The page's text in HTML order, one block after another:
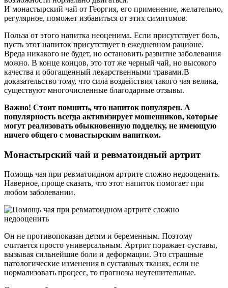
И монастырский чай от Георгия, его применение, желательно,
регулярное, поможет избавиться от этих симптомов.
Польза от этого напитка неоценима. Если присутствует боль,
пусть этот напиток присутствует в ежедневном рационе.
Вреда никакого не будет, но остановить развитие заболевания
можно. В конце концов, это тот же черный чай, но высокого
качества и обогащенный лекарственными травами.В
доказательство тому, что сила воздействия такого чая велика,
существуют многочисленные благодарные отзывы.
Важно! Стоит помнить, что напиток популярен. А
популярность всегда активизирует мошенников, которые
могут реализовать обыкновенную подделку, не имеющую
ничего общего с монастырским напитком.
Монастырский чай и ревматоидный артрит
Помощь чая при ревматоидном артрите сложно недооценить.
Наверное, проще сказать, что этот напиток помогает при
любом заболевании.
Он не противопоказан детям и беременным. Поэтому
считается просто универсальным. Артрит поражает суставы,
вызывая сильнейшие боли и деформации. Это страшные
патологические изменения в суставных тканях, если не
нормализовать процесс, то прогнозы неутешительные.